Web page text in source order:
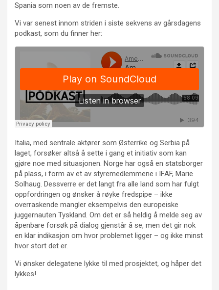
Spania som noen av de fremste.
Vi var senest innom striden i siste sekvens av gårsdagens
podkast, som du finner her:
Italia, med sentrale aktører som Østerrike og Serbia på
laget, forsøker altså å sette i gang et initiativ som kan
gjøre noe med situasjonen. Norge har også en statsborger
på plass, i form av et av styremedlemmene i IFAF, Marie
Solhaug. Dessverre er det langt fra alle land som har fulgt
oppfordringen og ønsker å røyke fredspipe – ikke
overraskende mangler eksempelvis den europeiske
juggernauten Tyskland. Om det er så heldig å melde seg av
åpenbare forsøk på dialog gjenstår å se, men det gir nok
en klar indikasjon om hvor problemet ligger – og ikke minst
hvor stort det er.
Vi ønsker delegatene lykke til med prosjektet, og håper det
lykkes!